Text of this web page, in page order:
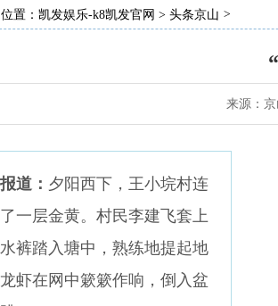
置： 凯发娱乐-k8凯发官网 > 头条京山 >
来源：
道： 夕阳西下，王小垸村连
一层金黄。 村民李建飞套上
裤踏入塘中，熟练地提起地
虾在网中簌簌作响，倒入盆